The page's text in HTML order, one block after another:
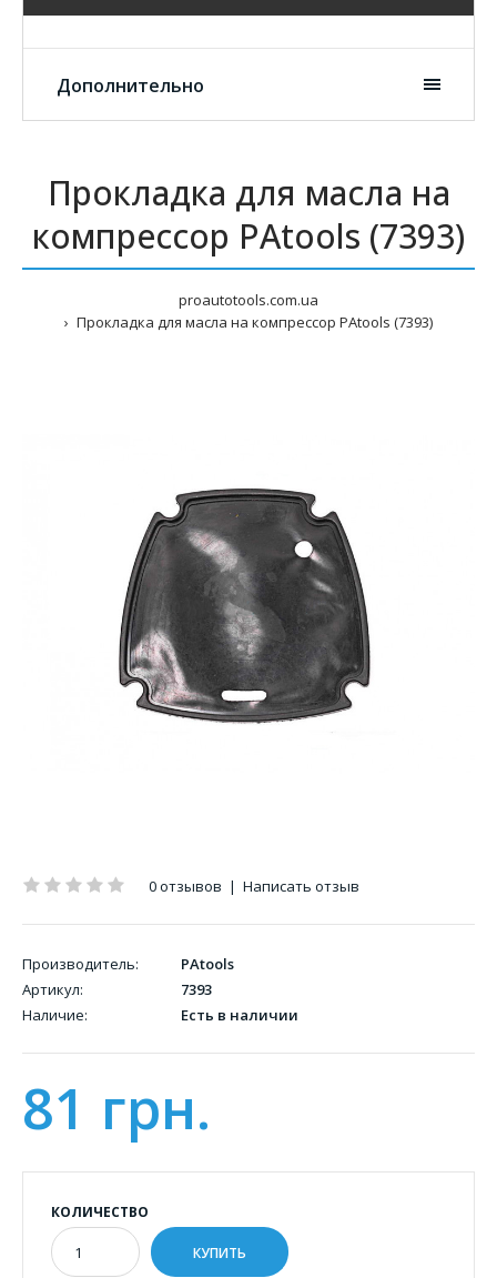
Дополнительно
Прокладка для масла на
компрессор PAtools (7393)
proautotools.com.ua
Прокладка для масла на компрессор PAtools (7393)
0 отзывов | Написать отзыв
Производитель:
PAtools
Артикул:
7393
Наличие:
Есть в наличии
81 грн.
КОЛИЧЕСТВО